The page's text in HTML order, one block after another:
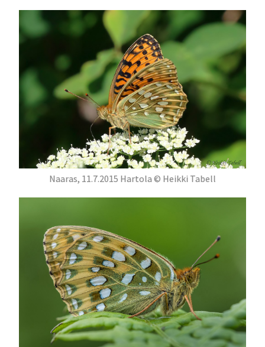
Naaras, 11.7.2015 Hartola © Heikki Tabell